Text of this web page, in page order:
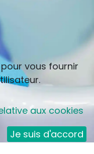
vous fournir
aux cookies
Je suis d'accord